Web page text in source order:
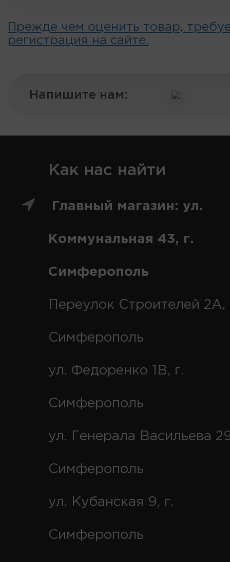
Прежде чем оценить товар,
регистрация на сайте.
Напишите нам:
Как нас найти
Главный магазин: ул.
Коммунальная 43, г.
Симферополь
Переулок Строителей 2А,
Симферополь
ул. Федоренко 1В, г.
Симферополь
ул. Генерала Васильева
Симферополь
ул. Кубанская 9, г.
Симферополь